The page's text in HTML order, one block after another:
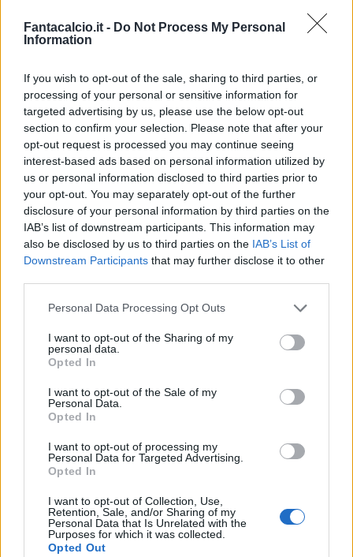
Fantacalcio.it - Do Not Process My Personal
Information
If you wish to opt-out of the sale, sharing to third parties, or
processing of your personal or sensitive information for
targeted advertising by us, please use the below opt-out
section to confirm your selection. Please note that after your
opt-out request is processed you may continue seeing
interest-based ads based on personal information utilized by
us or personal information disclosed to third parties prior to
your opt-out. You may separately opt-out of the further
disclosure of your personal information by third parties on the
IAB’s list of downstream participants. This information may
also be disclosed by us to third parties on the IAB’s List of
Downstream Participants that may further disclose it to other
Personal Data Processing Opt Outs
I want to opt-out of the Sharing of my
personal data.
Opted In
I want to opt-out of the Sale of my
Personal Data.
Opted In
I want to opt-out of processing my
Personal Data for Targeted Advertising.
Opted In
I want to opt-out of Collection, Use,
Retention, Sale, and/or Sharing of my
Personal Data that Is Unrelated with the
Purposes for which it was collected.
Opted Out
Classic Mantra
Riepilogo stagione
Titolare 2 - 5%
Entrato 7 - 18%
Squalificato 0 - 0%
Infortunato 0 - 0%
Inutilizzato
Scarica riepilogo
stagionale
Giornata Voto FV EntratoUscito Bonus/Malus
PAR 1-1